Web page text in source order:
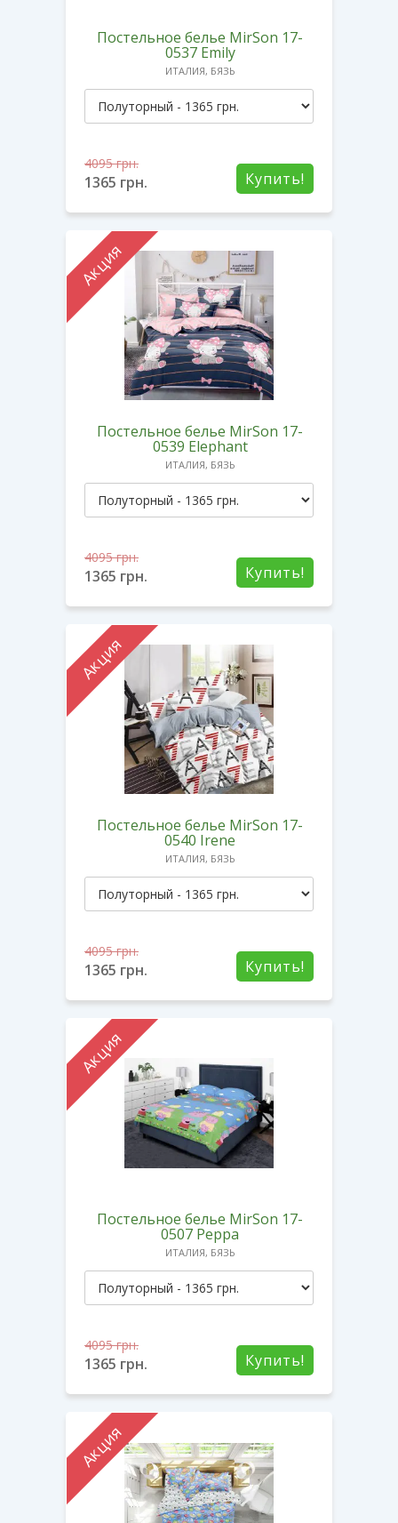
Постельное белье MirSon 17-
0537 Emily
ИТАЛИЯ, БЯЗЬ
Купить!
4095грн.
1365 грн.
Акция
Постельное белье MirSon 17-
0539 Elephant
ИТАЛИЯ, БЯЗЬ
Купить!
4095грн.
1365 грн.
Акция
Постельное белье MirSon 17-
0540 Irene
ИТАЛИЯ, БЯЗЬ
Купить!
4095грн.
1365 грн.
Акция
Постельное белье MirSon 17-
0507 Peppa
ИТАЛИЯ, БЯЗЬ
Купить!
4095грн.
1365 грн.
Акция